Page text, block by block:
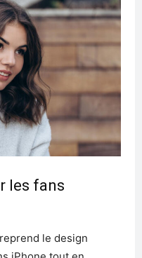
les fans
le design